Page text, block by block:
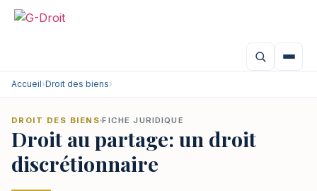
Accueil›Droit des biens›
DROIT DES BIENS FICHE JURIDIQUE
Droit au partage: un droit
discrétionnaire